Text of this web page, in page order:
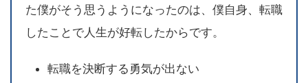
た僕がそう思うようになったのは、僕自身、転職
したことで人生が好転したからです。
転職を決断する勇気が出ない